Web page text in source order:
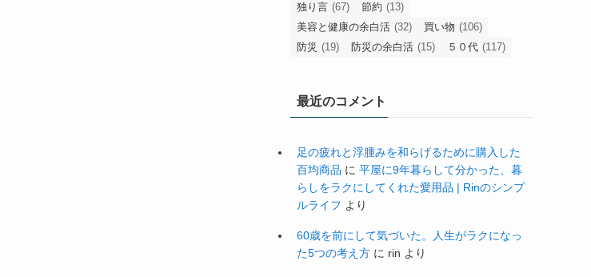
独り言 (67) 節約 (13)
美容と健康の余白活 (32) 買い物 (106)
防災 (19) 防災の余白活 (15) ５０代 (117)
最近のコメント
足の疲れと浮腫みを和らげるために購入した
百均商品 に 平屋に9年暮らして分かった、暮
らしをラクにしてくれた愛用品 | Rinのシンプ
ルライフ より
60歳を前にして気づいた。人生がラクになっ
た5つの考え方 に rin より